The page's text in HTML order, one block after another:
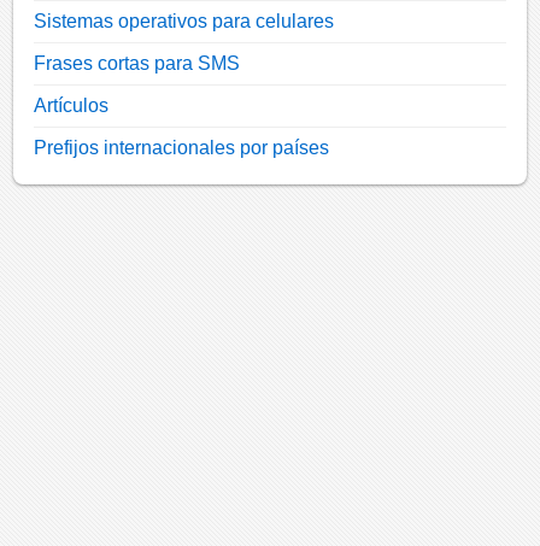
Sistemas operativos para celulares
Frases cortas para SMS
Artículos
Prefijos internacionales por países